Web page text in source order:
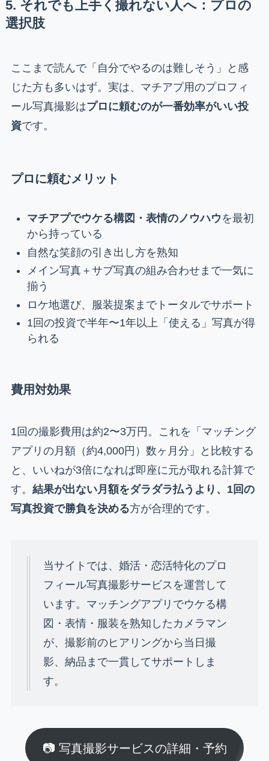
5. それでも上手く撮れない人へ：プロの
選択肢
ここまで読んで「自分でやるのは難しそう」と感
じた方も多いはず。実は、マチアプ用のプロフィ
ール写真撮影はプロに頼むのが一番効率がいい投
資です。
プロに頼むメリット
マチアプでウケる構図・表情のノウハウを最初
から持っている
自然な笑顔の引き出し方を熟知
メイン写真＋サブ写真の組み合わせまで一気に
揃う
ロケ地選び、服装提案までトータルでサポート
1回の投資で半年〜1年以上「使える」写真が得
られる
費用対効果
1回の撮影費用は約2〜3万円。これを「マッチング
アプリの月額（約4,000円）数ヶ月分」と比較する
と、いいねが3倍になれば即座に元が取れる計算で
す。 結果が出ない月額をダラダラ払うより、1回の
写真投資で勝負を決める方が合理的です。
当サイトでは、婚活・恋活特化のプロ
フィール写真撮影サービスを運営して
います。マッチングアプリでウケる構
図・表情・服装を熟知したカメラマン
が、撮影前のヒアリングから当日撮
影、納品まで一貫してサポートしま
す。
📷 写真撮影サービスの詳細・予約